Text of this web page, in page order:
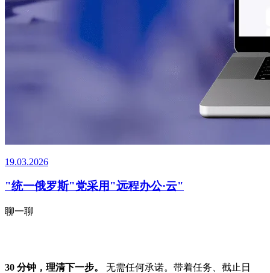
19.03.2026
"统一俄罗斯"党采用"远程办公·云"
聊一聊
30 分钟，理清下一步。
无需任何承诺。带着任务、截止日